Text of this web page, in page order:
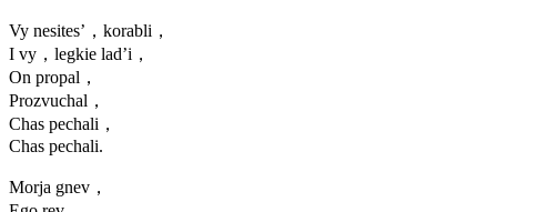
Vy nesites’，korabli，
I vy，legkie lad’i，
On propal，
Prozvuchal，
Chas pechali，
Chas pechali.
Morja gnev，